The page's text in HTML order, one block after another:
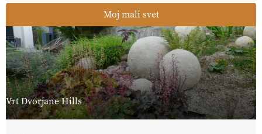
Moj mali svet
Vrt Dvorjane Hills